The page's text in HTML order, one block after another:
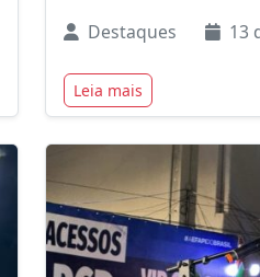
Destaques 13
Leia mais